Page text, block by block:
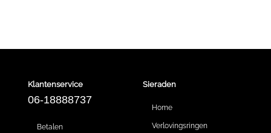
Klantenservice
06-18888737
Betalen
Sieraden
Home
Verlovingsringen